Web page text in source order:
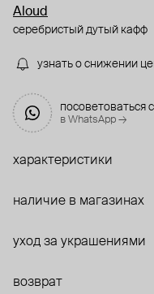
Aloud
серебристый дутый кафф
узнать о снижении
посоветоваться
в WhatsApp →
характеристики
наличие в магазинах
уход за украшениями
возврат